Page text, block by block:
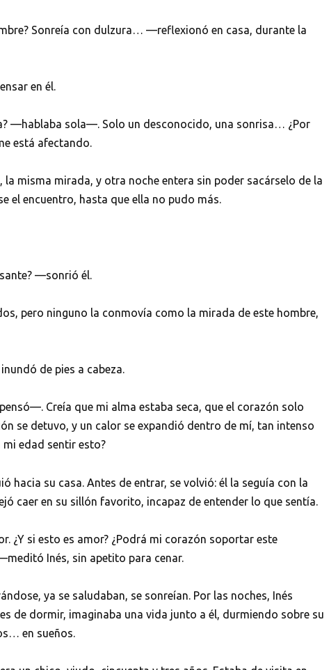
Sonreía con dulzura… —reflexionó en casa, durante la
en él.
—hablaba sola—. Solo un desconocido, una sonrisa… ¿Por
está afectando.
misma mirada, y otra noche entera sin poder sacárselo de la
el encuentro, hasta que ella no pudo más.
—sonrió él.
pero ninguno la conmovía como la mirada de este hombre,
de pies a cabeza.
Creía que mi alma estaba seca, que el corazón solo
se detuvo, y un calor se expandió dentro de mí, tan intenso
mi edad sentir esto?
hacia su casa. Antes de entrar, se volvió: él la seguía con la
caer en su sillón favorito, incapaz de entender lo que sentía.
¿Y si esto es amor? ¿Podrá mi corazón soportar este
Inés, sin apetito para cenar.
ya se saludaban, se sonreían. Por las noches, Inés
de dormir, imaginaba una vida junto a él, durmiendo sobre su
en sueños.